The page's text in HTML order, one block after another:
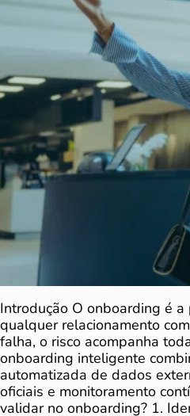
Introdução O onboarding é
qualquer relacionamento
falha, o risco acompanha
onboarding inteligente
automatizada de dados
oficiais e monitoramento
validar no onboarding? 1.